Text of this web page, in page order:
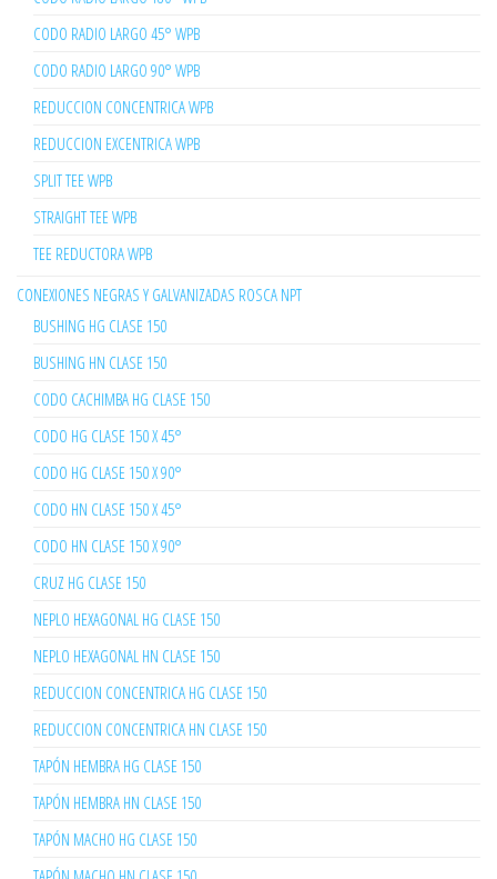
CODO RADIO LARGO 45° WPB
CODO RADIO LARGO 90° WPB
REDUCCION CONCENTRICA WPB
REDUCCION EXCENTRICA WPB
SPLIT TEE WPB
STRAIGHT TEE WPB
TEE REDUCTORA WPB
CONEXIONES NEGRAS Y GALVANIZADAS ROSCA NPT
BUSHING HG CLASE 150
BUSHING HN CLASE 150
CODO CACHIMBA HG CLASE 150
CODO HG CLASE 150 X 45°
CODO HG CLASE 150 X 90°
CODO HN CLASE 150 X 45°
CODO HN CLASE 150 X 90°
CRUZ HG CLASE 150
NEPLO HEXAGONAL HG CLASE 150
NEPLO HEXAGONAL HN CLASE 150
REDUCCION CONCENTRICA HG CLASE 150
REDUCCION CONCENTRICA HN CLASE 150
TAPÓN HEMBRA HG CLASE 150
TAPÓN HEMBRA HN CLASE 150
TAPÓN MACHO HG CLASE 150